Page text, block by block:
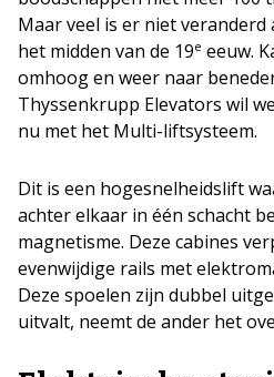
Maar veel is er niet veranderd
het midden van de 19e eeuw.
omhoog en weer naar
Thyssenkrupp Elevators wil
nu met het Multi-liftsysteem.
Dit is een hogesnelheidslift
achter elkaar in één schacht
magnetisme. Deze cabines
evenwijdige rails met
Deze spoelen zijn dubbel
uitvalt, neemt de ander het